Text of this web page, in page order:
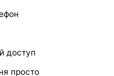
доступ
просто